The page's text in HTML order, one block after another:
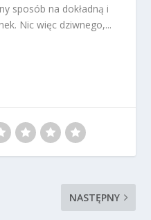
sposób na dokładną i
Nic więc dziwnego,...
NASTĘPNY